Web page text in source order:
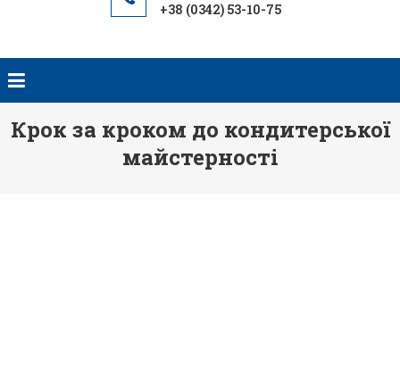
+38 (0342) 53-10-75
Крок за кроком до кондитерської
майстерності